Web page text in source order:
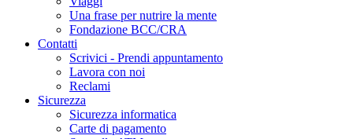
Una frase per nutrire la mente
Fondazione BCC/CRA
Contatti
Scrivici - Prendi appuntamento
Lavora con noi
Reclami
Sicurezza
Sicurezza informatica
Carte di pagamento